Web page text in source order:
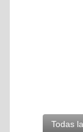
Todas